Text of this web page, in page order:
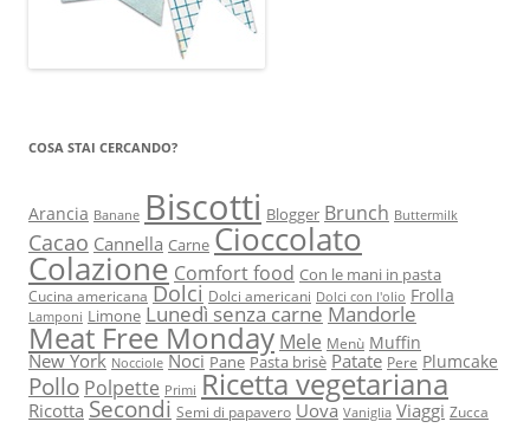
COSA STAI CERCANDO?
Arancia Banane Biscotti Blogger Brunch Buttermilk
Cacao Cannella Carne Cioccolato
Colazione Comfort food Con le mani in pasta
Cucina americana Dolci Dolci americani Dolci con l'olio Frolla
Lamponi Limone Lunedì senza carne Mandorle
Meat Free Monday Mele Menù Muffin
New York Nocciole Noci Pane Pasta brisè Patate Pere Plumcake
Pollo Polpette Primi Ricetta vegetariana
Ricotta Secondi Semi di papavero Uova Vaniglia Viaggi Zucca